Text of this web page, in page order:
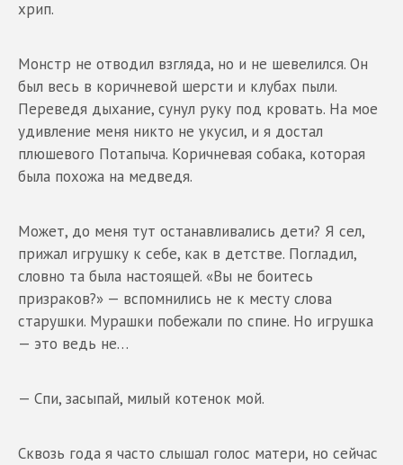
хрип.
Монстр не отводил взгляда, но и не шевелился. Он
был весь в коричневой шерсти и клубах пыли.
Переведя дыхание, сунул руку под кровать. На мое
удивление меня никто не укусил, и я достал
плюшевого Потапыча. Коричневая собака, которая
была похожа на медведя.
Может, до меня тут останавливались дети? Я сел,
прижал игрушку к себе, как в детстве. Погладил,
словно та была настоящей. «Вы не боитесь
призраков?» — вспомнились не к месту слова
старушки. Мурашки побежали по спине. Но игрушка
— это ведь не…
— Спи, засыпай, милый котенок мой.
Сквозь года я часто слышал голос матери, но сейчас